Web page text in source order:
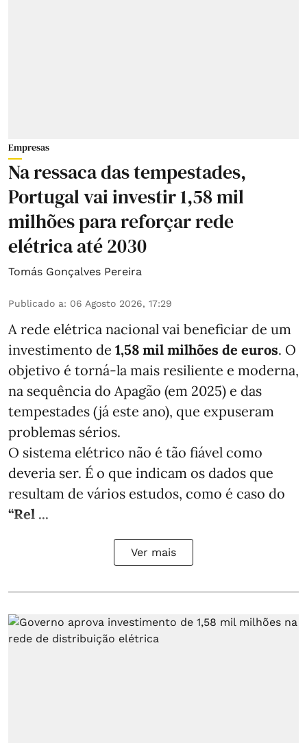
Empresas
Na ressaca das tempestades,
Portugal vai investir 1,58 mil
milhões para reforçar rede
elétrica até 2030
Tomás Gonçalves Pereira
Publicado a: 06 Agosto 2026, 17:29
A rede elétrica nacional vai beneficiar de um
investimento de 1,58 mil milhões de euros. O
objetivo é torná-la mais resiliente e moderna,
na sequência do Apagão (em 2025) e das
tempestades (já este ano), que expuseram
problemas sérios.
O sistema elétrico não é tão fiável como
deveria ser. É o que indicam os dados que
resultam de vários estudos, como é caso do
“Rel ...
Ver mais